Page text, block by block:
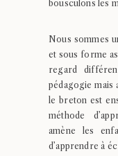
bousculons les
Nous sommes
et sous forme
regard
pédagogie mais
le breton est
méthode
amène les
d’apprendre à